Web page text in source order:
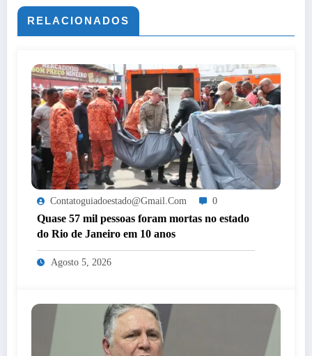
RELACIONADOS
Contatoguiadoestado@gmail.com 0
Quase 57 mil pessoas foram mortas no estado
do Rio de Janeiro em 10 anos
Agosto 5, 2026